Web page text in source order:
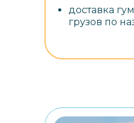
доставка
грузов по